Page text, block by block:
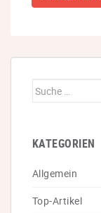
Suche
KATEGORIEN
Allgemein
Top-Artikel